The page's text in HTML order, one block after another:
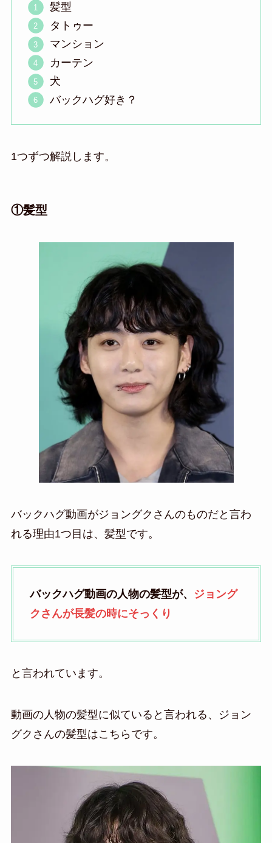
髪型
タトゥー
マンション
カーテン
犬
バックハグ好き？
1つずつ解説します。
①髪型
バックハグ動画がジョングクさんのものだと言わ
れる理由1つ目は、髪型です。
バックハグ動画の人物の髪型が、
ジョング
クさんが長髪の時にそっくり
と言われています。
動画の人物の髪型に似ていると言われる、ジョン
グクさんの髪型はこちらです。